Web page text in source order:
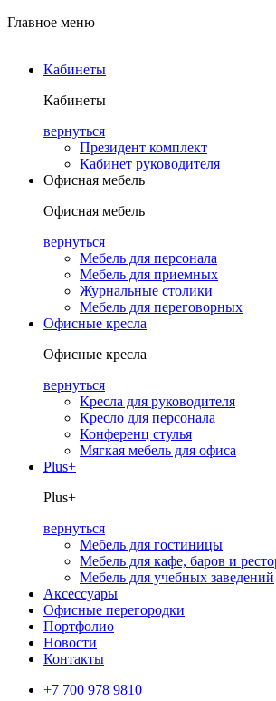
Главное меню
Кабинеты
Кабинеты
вернуться
Президент комплект
Кабинет руководителя
Офисная мебель
Офисная мебель
вернуться
Мебель для персонала
Мебель для приемных
Журнальные столики
Мебель для переговорных
Офисные кресла
Офисные кресла
вернуться
Кресла для руководителя
Кресло для персонала
Конференц стулья
Мягкая мебель для офиса
Plus+
Plus+
вернуться
Мебель для гостиницы
Мебель для кафе, баров и
Мебель для учебных заведений
Аксессуары
Офисные перегородки
Портфолио
Новости
Контакты
+7 700 978 9810